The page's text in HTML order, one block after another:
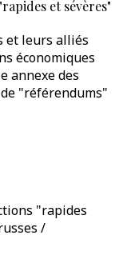
et sévères"
et leurs alliés
économiques
annexe des
"référendums"
"rapides
/